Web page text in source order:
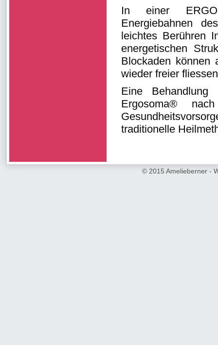
In einer
Energiebahnen
leichtes Berühren
energetischen
Blockaden können
wieder freier
Eine
Ergosoma®
traditionelle
© 2015 Amelieberner -